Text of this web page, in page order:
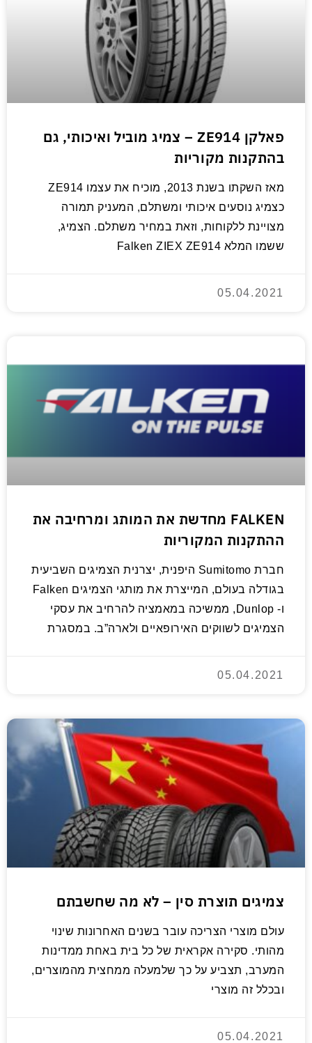
פאלקן ZE914 – צמיג מוביל ואיכותי, גם
בהתקנות מקוריות
מאז השקתו בשנת 2013, מוכיח את עצמו ZE914
כצמיג נוסעים איכותי ומשתלם, המעניק תמורה
מצויינת ללקוחות, וזאת במחיר משתלם. הצמיג,
ששמו המלא Falken ZIEX ZE914
05.04.2021
FALKEN מחדשת את המותג ומרחיבה את
ההתקנות המקוריות
חברת Sumitomo היפנית, יצרנית הצמיגים השביעית
בגודלה בעולם, המייצרת את מותגי הצמיגים Falken
ו- Dunlop, ממשיכה במאמציה להרחיב את עסקי
הצמיגים לשווקים האירופאיים ולארה”ב. במסגרת
05.04.2021
צמיגים תוצרת סין – לא מה שחשבתם
עולם מוצרי הצריכה עובר בשנים האחרונות שינוי
מהותי. סקירה אקראית של כל בית באחת ממדינות
המערב, תצביע על כך שלמעלה ממחצית מהמוצרים,
ובכלל זה מוצרי
05.04.2021